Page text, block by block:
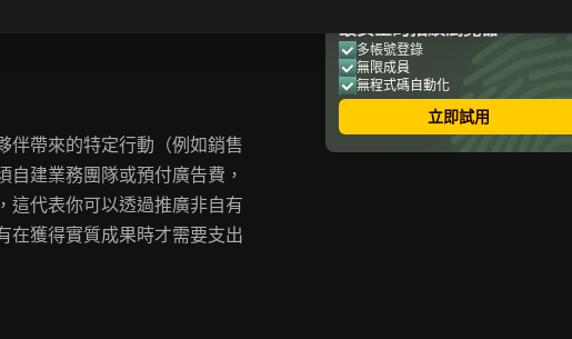
定下一個行銷活動前必須確
伴帶來的特定行動（例如銷售
建業務團隊或預付廣告費，
這代表你可以透過推廣非自有
在獲得實質成果時才需要支出
如何選擇適合您的聯盟營收
模式
常見問題
最安全的指紋瀏覽器
多帳號登錄
無限成員
無程式碼自動化
立即試用